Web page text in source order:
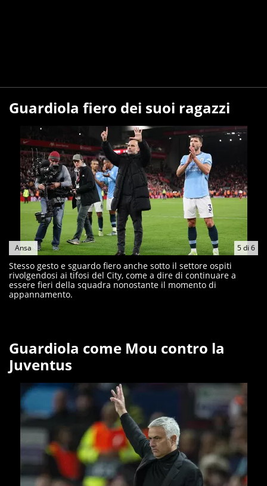
Guardiola fiero dei suoi ragazzi
5di 6
Ansa
Stesso gesto e sguardo fiero anche sotto il settore ospiti
rivolgendosi ai tifosi del City, come a dire di continuare a
essere fieri della squadra nonostante il momento di
appannamento.
Guardiola come Mou contro la
Juventus